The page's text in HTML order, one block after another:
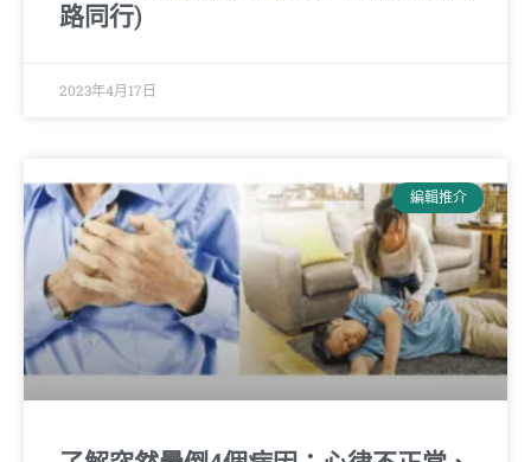
路同行)
2023年4月17日
編輯推介